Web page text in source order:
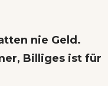
nie Geld.
Billiges ist für